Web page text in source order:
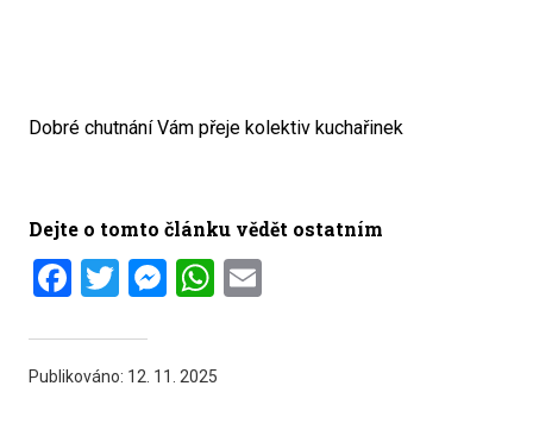
Dobré chutnání Vám přeje kolektiv kuchařinek
Dejte o tomto článku vědět ostatním
Facebook
Twitter
Messenger
WhatsApp
Publikováno: 12. 11. 2025